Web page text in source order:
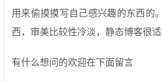
用来偷摸摸写自己感兴趣的东西的
西，审美比较性冷淡，静态博客很适
有什么想问的欢迎在下面留言